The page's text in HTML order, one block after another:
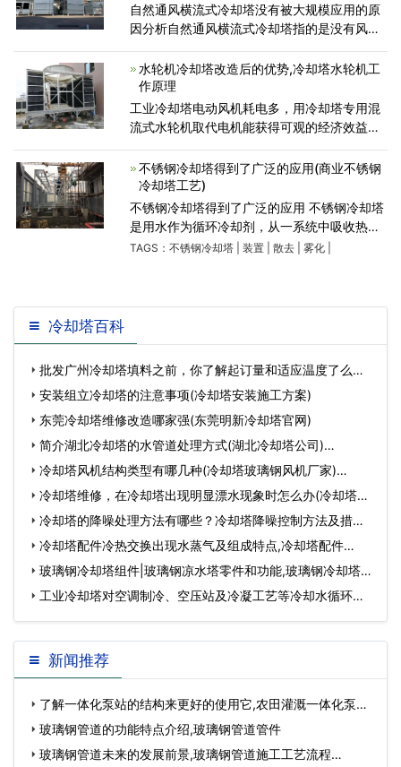
自然通风横流式冷却塔没有被大规模应用的原
因分析自然通风横流式冷却塔指的是没有风
的工作原理是：空气是水平方向进入塔内，横
向穿过填料，与喷淋冷
水轮机冷却塔改造后的优势,冷却塔水轮机工
作原理
工业冷却塔电动风机耗电多，用冷却塔专用混
流式水轮机取代电机能获得可观的经济效益，
冷却塔水轮机节能改造后的优势包括以下几
点，一起来看看吧：1、节能：冷却塔利用水轮
机取代风叶电机，完全节
不锈钢冷却塔得到了广泛的应用(商业不锈钢
冷却塔工艺)
不锈钢冷却塔得到了广泛的应用 不锈钢冷却塔
是用水作为循环冷却剂，从一系统中吸收热量
排放至大气中，以降低水温的装置;其冷是利用
TAGS： 不锈钢冷却塔| 装置| 散去| 雾化|
冷却塔百科
批发广州冷却塔填料之前，你了解起订量和适应温度了么？
(荏原冷却塔批发价…
安装组立冷却塔的注意事项(冷却塔安装施工方案)
东莞冷却塔维修改造哪家强(东莞明新冷却塔官网)
简介湖北冷却塔的水管道处理方式(湖北冷却塔公司)…
冷却塔风机结构类型有哪几种(冷却塔玻璃钢风机厂家)…
冷却塔维修，在冷却塔出现明显漂水现象时怎么办(冷却塔大
量耗水怎么回事…
冷却塔的降噪处理方法有哪些？冷却塔降噪控制方法及措施,
冷却塔是什么样…
冷却塔配件冷热交换出现水蒸气及组成特点,冷却塔配件…
玻璃钢冷却塔组件|玻璃钢凉水塔零件和功能,玻璃钢冷却塔原
理…工业冷却塔对空调制冷、空压站及冷凝工艺等冷却水循环系
统尤为适宜(中…
新闻推荐
了解一体化泵站的结构来更好的使用它,农田灌溉一体化泵
站…玻璃钢管道的功能特点介绍,玻璃钢管道管件
玻璃钢管道未来的发展前景,玻璃钢管道施工工艺流程…